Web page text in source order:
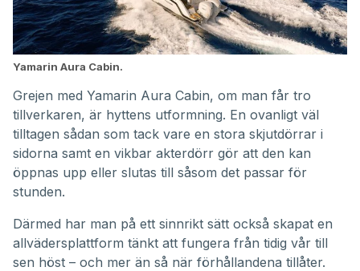
Yamarin Aura Cabin.
Grejen med Yamarin Aura Cabin, om man får tro
tillverkaren, är hyttens utformning. En ovanligt väl
tilltagen sådan som tack vare en stora skjutdörrar i
sidorna samt en vikbar akterdörr gör att den kan
öppnas upp eller slutas till såsom det passar för
stunden.
Därmed har man på ett sinnrikt sätt också skapat en
allvädersplattform tänkt att fungera från tidig vår till
sen höst – och mer än så när förhållandena tillåter.